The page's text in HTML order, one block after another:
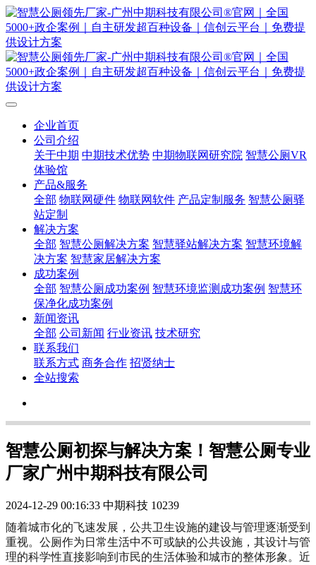
企业首页
公司介绍
关于中期 中期技术优势 中期物联网研究院 智慧公厕VR
体验馆
产品&服务
全部 物联网硬件 物联网软件 产品定制服务 智慧公厕驿
站定制
解决方案
全部 智慧公厕解决方案 智慧驿站解决方案 智慧环境解
决方案 智慧家居解决方案
成功案例
全部 智慧公厕成功案例 智慧环境监测成功案例 智慧环
保净化成功案例
新闻资讯
全部 公司新闻 行业资讯 技术研究
联系我们
联系方式 商务合作 招贤纳士
全站搜索
智慧公厕初探与解决方案！智慧公厕专业
厂家广州中期科技有限公司
2024-12-29 00:16:33 中期科技 10239
随着城市化的飞速发展，公共卫生设施的建设与管理逐渐受到
重视。公厕作为日常生活中不可或缺的公共设施，其设计与管
理的科学性直接影响到市民的生活体验和城市的整体形象。近